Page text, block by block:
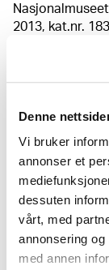
Denne
Vi bruker
annonser et
dessuten
vårt, med
annonsering
med annen
2013, kat.nr. 183 Edvard Munch and the Modern Soul,
utst.kat. Seoul
Om
I
samsvar
forbehold om
MUNCHs